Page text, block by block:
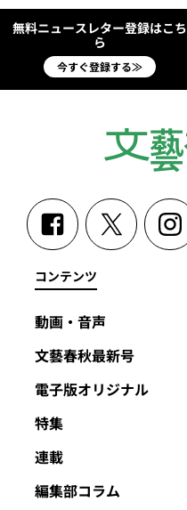
無料ニュースレター登録はこち
ら
今すぐ登録する≫
コンテンツ
動画・音声
文藝春秋最新号
電子版オリジナル
特集
連載
編集部コラム